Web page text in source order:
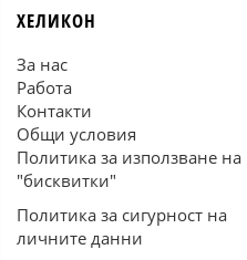
ХЕЛИКОН
За нас
Работа
Контакти
Общи условия
Политика за използване на
"бисквитки"
Политика за сигурност на
личните данни